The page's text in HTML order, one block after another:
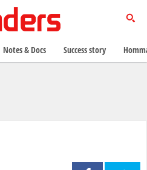
Notes & Docs Success story